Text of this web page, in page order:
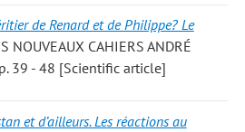
de Renard et de Philippe? Le
NOUVEAUX CAHIERS ANDRÉ
39 - 48 [Scientific article]
et d’ailleurs. Les réactions au